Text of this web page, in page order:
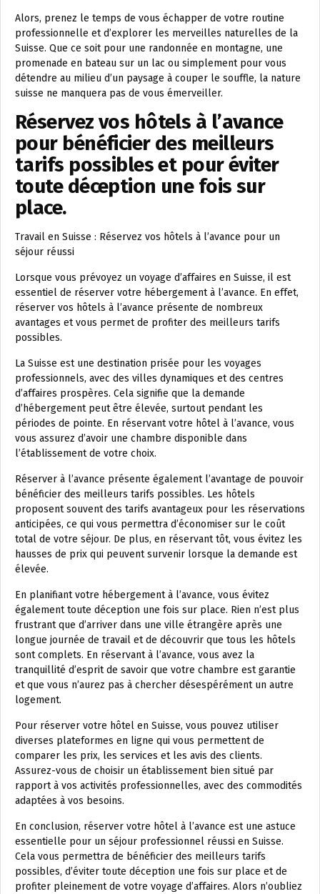
Alors, prenez le temps de vous échapper de votre routine
professionnelle et d’explorer les merveilles naturelles de la
Suisse. Que ce soit pour une randonnée en montagne, une
promenade en bateau sur un lac ou simplement pour vous
détendre au milieu d’un paysage à couper le souffle, la nature
suisse ne manquera pas de vous émerveiller.
Réservez vos hôtels à l’avance
pour bénéficier des meilleurs
tarifs possibles et pour éviter
toute déception une fois sur
place.
Travail en Suisse : Réservez vos hôtels à l’avance pour un
séjour réussi
Lorsque vous prévoyez un voyage d’affaires en Suisse, il est
essentiel de réserver votre hébergement à l’avance. En effet,
réserver vos hôtels à l’avance présente de nombreux
avantages et vous permet de profiter des meilleurs tarifs
possibles.
La Suisse est une destination prisée pour les voyages
professionnels, avec des villes dynamiques et des centres
d’affaires prospères. Cela signifie que la demande
d’hébergement peut être élevée, surtout pendant les
périodes de pointe. En réservant votre hôtel à l’avance, vous
vous assurez d’avoir une chambre disponible dans
l’établissement de votre choix.
Réserver à l’avance présente également l’avantage de pouvoir
bénéficier des meilleurs tarifs possibles. Les hôtels
proposent souvent des tarifs avantageux pour les réservations
anticipées, ce qui vous permettra d’économiser sur le coût
total de votre séjour. De plus, en réservant tôt, vous évitez les
hausses de prix qui peuvent survenir lorsque la demande est
élevée.
En planifiant votre hébergement à l’avance, vous évitez
également toute déception une fois sur place. Rien n’est plus
frustrant que d’arriver dans une ville étrangère après une
longue journée de travail et de découvrir que tous les hôtels
sont complets. En réservant à l’avance, vous avez la
tranquillité d’esprit de savoir que votre chambre est garantie
et que vous n’aurez pas à chercher désespérément un autre
logement.
Pour réserver votre hôtel en Suisse, vous pouvez utiliser
diverses plateformes en ligne qui vous permettent de
comparer les prix, les services et les avis des clients.
Assurez-vous de choisir un établissement bien situé par
rapport à vos activités professionnelles, avec des commodités
adaptées à vos besoins.
En conclusion, réserver votre hôtel à l’avance est une astuce
essentielle pour un séjour professionnel réussi en Suisse.
Cela vous permettra de bénéficier des meilleurs tarifs
possibles, d’éviter toute déception une fois sur place et de
profiter pleinement de votre voyage d’affaires. Alors n’oubliez